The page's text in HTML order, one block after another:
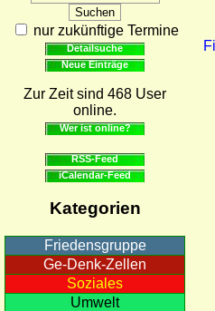
nur zukünftige Termine
Detailsuche
Neue Einträge
Zur Zeit sind 468 User
online.
Wer ist online?
RSS-Feed
iCalendar-Feed
Kategorien
Friedensgruppe
Ge-Denk-Zellen
Soziales
Umwelt